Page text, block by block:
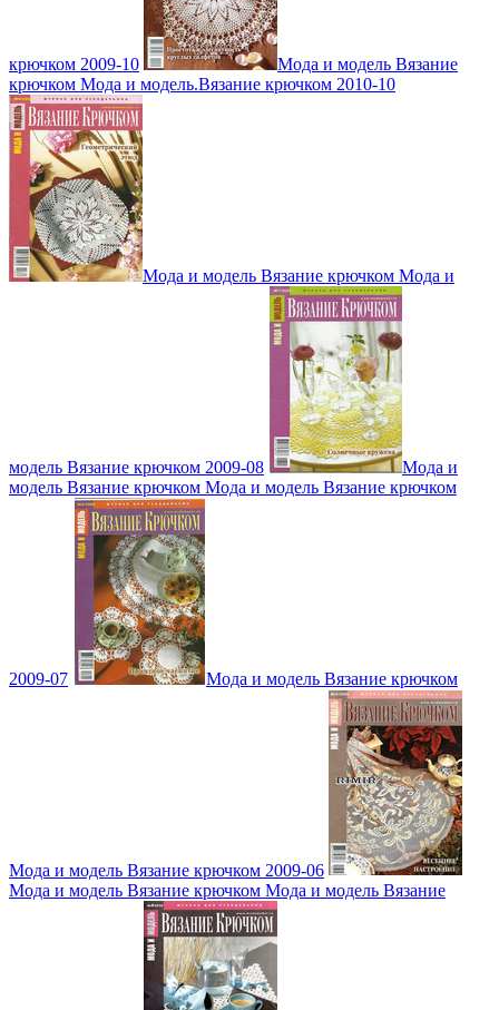
крючком 2009-10
Мода и модель Вязание
крючком Мода и модель.Вязание крючком 2010-10
Мода и модель Вязание крючком Мода и
модель Вязание крючком 2009-08
Мода и
модель Вязание крючком Мода и модель Вязание крючком
2009-07 Мода и модель Вязание крючком
Мода и модель Вязание крючком 2009-06
Мода и модель Вязание крючком Мода и модель Вязание